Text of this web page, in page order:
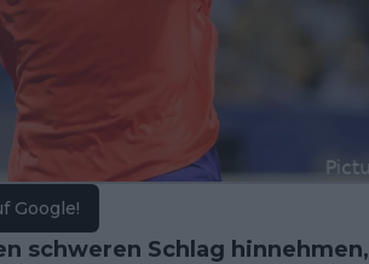
Google!
schweren Schlag